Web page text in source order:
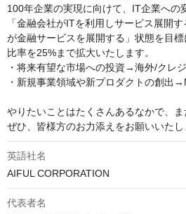
100年企業の実現に向けて、IT企業への
「金融会社がITを利用しサービス展開
が金融サービスを展開する」状態を目
比率を25%まで拡大いたします。
・将来有望な市場への投資→海外/クレ
・新規事業領域や新プロダクトの創出
やりたいことはたくさんあるなかで、ま
ぜひ、皆様方のお力添えをお願いいたし
英語社名
AIFUL CORPORATION
代表者名